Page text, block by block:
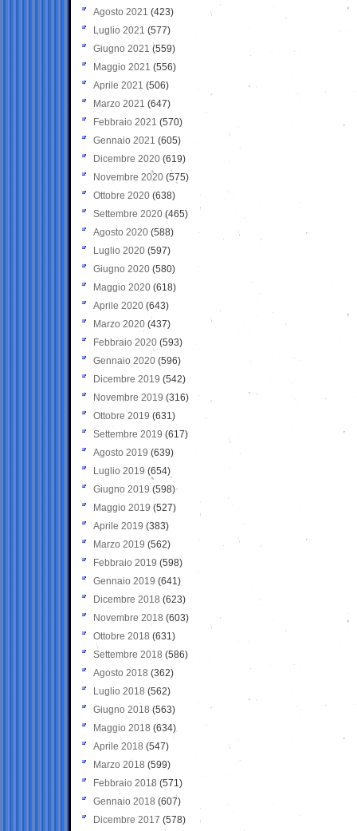
Agosto 2021 (423)
Luglio 2021 (577)
Giugno 2021(559)
Maggio 2021 (556)
Aprile 2021 (506)
Marzo 2021 (647)
Febbraio 2021 (570)
Gennaio 2021 (605)
Dicembre 2020 (619)
Novembre 2020 (575)
Ottobre 2020 (638)
Settembre 2020(465)
Agosto 2020 (588)
Luglio 2020 (597)
Giugno 2020 (580)
Maggio 2020 (618)
Aprile 2020 (643)
Marzo 2020 (437)
Febbraio 2020 (593)
Gennaio 2020 (596)
Dicembre 2019 (542)
Novembre 2019 (316)
Ottobre 2019 (631)
Settembre 2019 (617)
Agosto 2019 (639)
Luglio 2019 (654)
Giugno 2019 (598)
Maggio 2019 (527)
Aprile 2019 (383)
Marzo 2019 (562)
Febbraio 2019 (598)
Gennaio 2019 (641)
Dicembre 2018 (623)
Novembre 2018 (603)
Ottobre 2018 (631)
Settembre 2018 (586)
Agosto 2018 (362)
Luglio 2018 (562)
Giugno 2018 (563)
Maggio 2018 (634)
Aprile 2018 (547)
Marzo 2018 (599)
Febbraio 2018 (571)
Gennaio 2018 (607)
Dicembre 2017 (578)